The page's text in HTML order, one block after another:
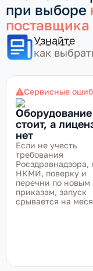
при выборе
поставщика
Узнайте
как
Сервисные
Оборудование
стоит, а
нет
Если не учесть
требования
Росздравнадзора,
НКМИ, поверку и
перечни по новым
приказам, запуск
срывается на